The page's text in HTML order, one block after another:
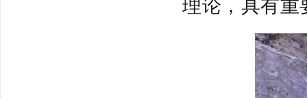
理论，具有重